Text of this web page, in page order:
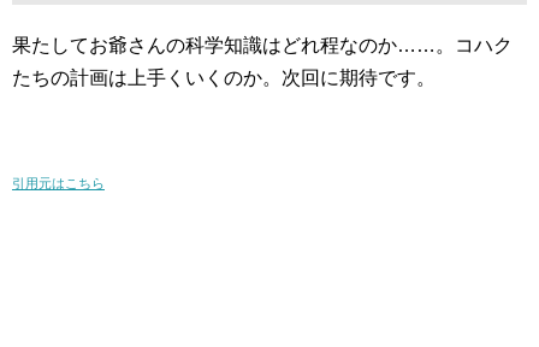
果たしてお爺さんの科学知識はどれ程なのか……。コハク
たちの計画は上手くいくのか。次回に期待です。
引用元はこちら